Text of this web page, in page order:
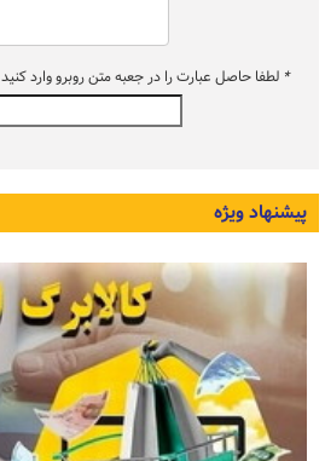
* لطفا حاصل عبارت را در جعبه متن روبرو وارد کنید
پیشنهاد ویژه